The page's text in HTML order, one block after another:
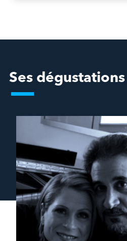
Ses dégustations